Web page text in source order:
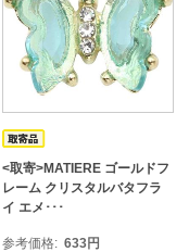
<取寄>MATIERE ゴールドフ
レーム クリスタルバタフラ
イ エメ･･･
参考価格 633円